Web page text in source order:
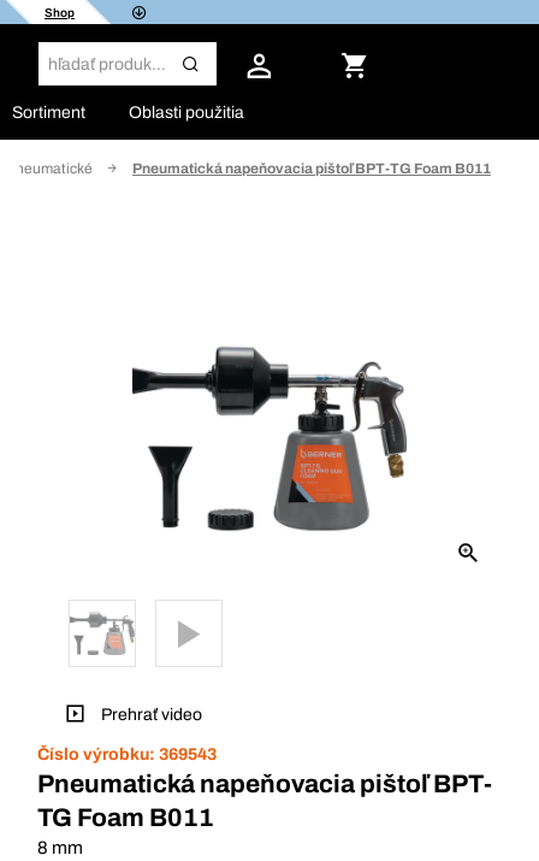
Shop
Sortiment Oblasti použitia
pneumatické Pneumatická napeňovacia pištoľ BPT-TG Foam B011
Prehrať video
Číslo výrobku: 369543
Pneumatická napeňovacia pištoľ BPT-
TG Foam B011
8 mm